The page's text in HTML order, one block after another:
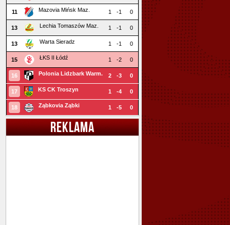
11 Mazovia Mińsk Maz. 1 -1 0
13 Lechia Tomaszów Maz. 1 -1 0
13 Warta Sieradz 1 -1 0
15 ŁKS II Łódź 1 -2 0
16 Polonia Lidzbark Warm. 2 -3 0
17 KS CK Troszyn 1 -4 0
18 Ząbkovia Ząbki 1 -5 0
REKLAMA